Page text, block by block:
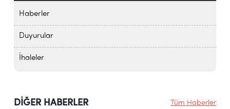
Haberler
Duyurular
İhaleler
DİĞER HABERLER Tüm Haberler